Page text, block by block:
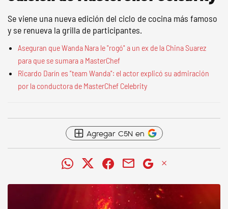
Se viene una nueva edición del ciclo de cocina más famoso
y se renueva la grilla de participantes.
Aseguran que Wanda Nara le "rogó" a un ex de la China Suarez
para que se sumara a MasterChef
Ricardo Darín es "team Wanda": el actor explicó su admiración
por la conductora de MasterChef Celebrity
Agregar C5N en